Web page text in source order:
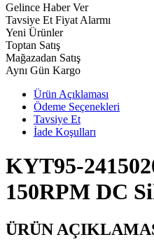
Gelince Haber Ver
Tavsiye Et Fiyat Alarmı
Yeni Ürünler
Toptan Satış
Mağazadan Satış
Aynı Gün Kargo
Ürün Açıklaması
Ödeme Seçenekleri
Tavsiye Et
İade Koşulları
KYT95-
150RPM DC
ÜRÜN